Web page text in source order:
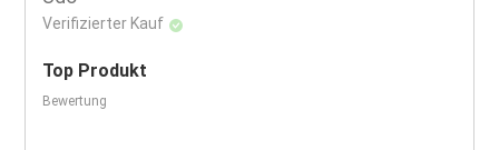
Verifizierter Kauf
Top Produkt
Bewertung